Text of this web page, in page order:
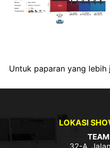
Untuk paparan yang lebih
LOKASI
32-A,